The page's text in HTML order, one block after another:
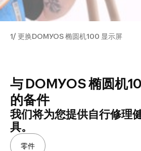
1/ 更换DOMYOS 椭圆机100 显示屏
与 DOMYOS 椭圆机
的备件
我们将为您提供自行修理
具。
零件